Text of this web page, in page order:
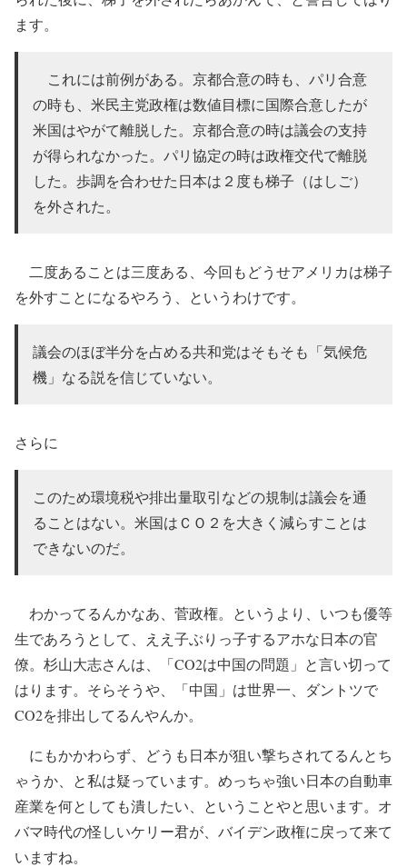
ます。
これには前例がある。京都合意の時も、パリ合意
の時も、米民主党政権は数値目標に国際合意したが
米国はやがて離脱した。京都合意の時は議会の支持
が得られなかった。パリ協定の時は政権交代で離脱
した。歩調を合わせた日本は２度も梯子（はしご）
を外された。
二度あることは三度ある、今回もどうせアメリカは梯子
を外すことになるやろう、というわけです。
議会のほぼ半分を占める共和党はそもそも「気候危
機」なる説を信じていない。
さらに
このため環境税や排出量取引などの規制は議会を通
ることはない。米国はＣＯ２を大きく減らすことは
できないのだ。
わかってるんかなあ、菅政権。というより、いつも優等
生であろうとして、ええ子ぶりっ子するアホな日本の官
僚。杉山大志さんは、「CO2は中国の問題」と言い切って
はります。そらそうや、「中国」は世界一、ダントツで
CO2を排出してるんやんか。
にもかかわらず、どうも日本が狙い撃ちされてるんとち
ゃうか、と私は疑っています。めっちゃ強い日本の自動車
産業を何としても潰したい、ということやと思います。オ
バマ時代の怪しいケリー君が、バイデン政権に戻って来て
いますね。